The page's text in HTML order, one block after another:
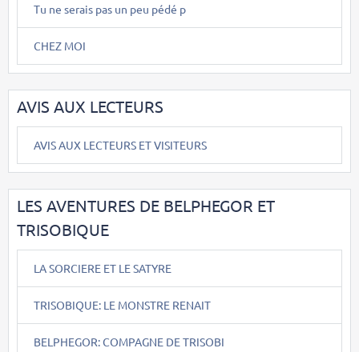
Tu ne serais pas un peu pédé p
CHEZ MOI
AVIS AUX LECTEURS
AVIS AUX LECTEURS ET VISITEURS
LES AVENTURES DE BELPHEGOR ET
TRISOBIQUE
LA SORCIERE ET LE SATYRE
TRISOBIQUE: LE MONSTRE RENAIT
BELPHEGOR: COMPAGNE DE TRISOBI